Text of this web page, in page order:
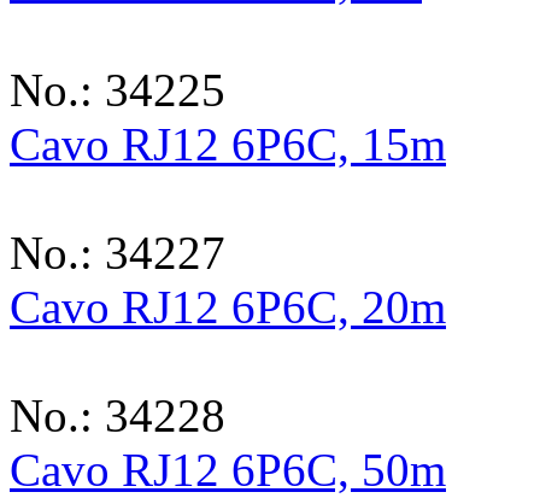
No.: 34225
Cavo RJ12 6P6C, 15m
No.: 34227
Cavo RJ12 6P6C, 20m
No.: 34228
Cavo RJ12 6P6C, 50m